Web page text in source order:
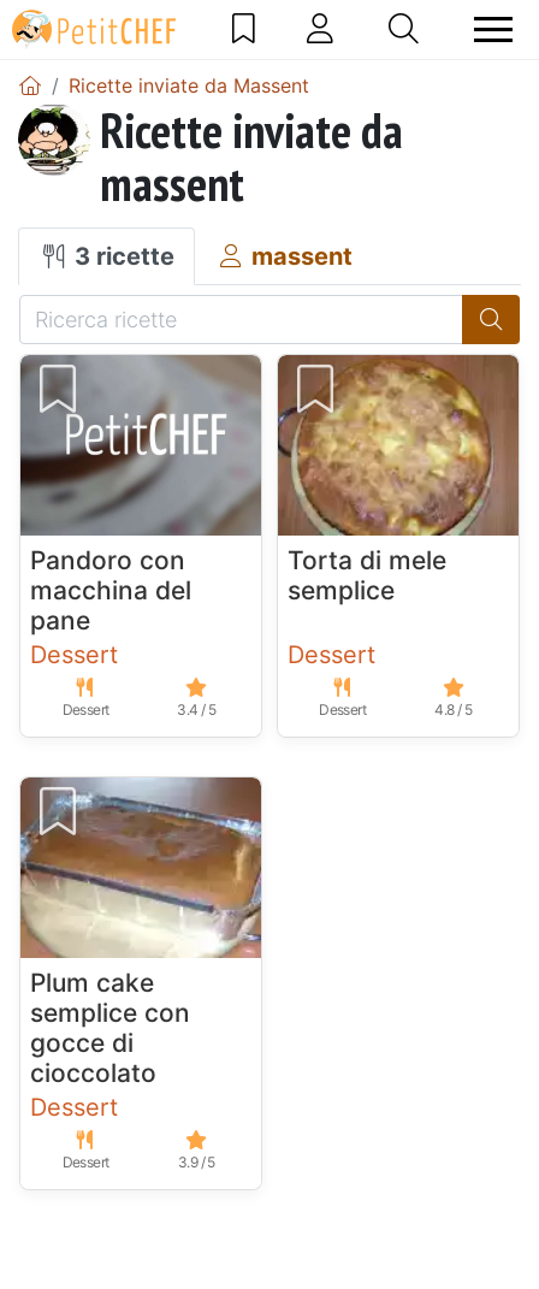
Ricette inviate da Massent
Ricette inviate da
massent
3 ricette massent
Pandoro con
macchina del
pane
Dessert
Dessert 3.4 / 5
Torta di mele
semplice
Dessert
Dessert 4.8 / 5
Plum cake
semplice con
gocce di
cioccolato
Dessert
Dessert 3.9 / 5